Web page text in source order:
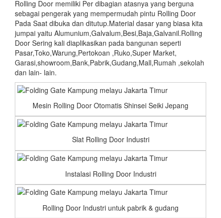
Rolling Door memiliki Per dibagian atasnya yang berguna
sebagai pengerak yang mempermudah pintu Rolling Door
Pada Saat dibuka dan ditutup.Material dasar yang biasa kita
jumpai yaitu Alumunium,Galvalum,Besi,Baja,Galvanil.Rolling
Door Sering kali diaplikasikan pada bangunan seperti
Pasar,Toko,Warung,Pertokoan ,Ruko,Super Market,
Garasi,showroom,Bank,Pabrik,Gudang,Mall,Rumah ,sekolah
dan lain- lain.
Mesin Rolling Door Otomatis Shinsei Seiki Jepang
Slat Rolling Door Industri
Instalasi Rolling Door Industri
Rolling Door Industri untuk pabrik & gudang